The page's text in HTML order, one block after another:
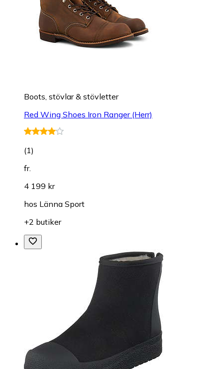
Boots, stövlar & stövletter
Red Wing Shoes Iron Ranger (Herr)
(1)
fr.
4 199 kr
hos Länna Sport
+2 butiker